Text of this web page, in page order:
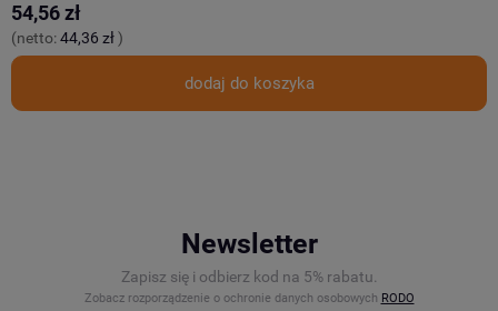
54,56 zł
(netto:44,36 zł)
dodaj do koszyka
Newsletter
Zapisz się i odbierz kod na 5% rabatu.
Zobacz rozporządzenie o ochronie danych osobowych RODO